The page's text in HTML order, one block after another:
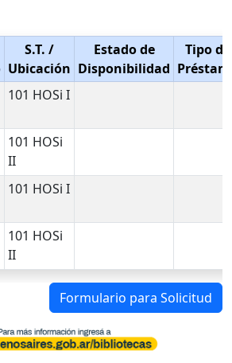
S.T. /
Ubicación
Estado de
Disponibilidad
Tipo de
101 HOSi I
101 HOSi
II
101 HOSi I
101 HOSi
II
Formulario para Solicitud